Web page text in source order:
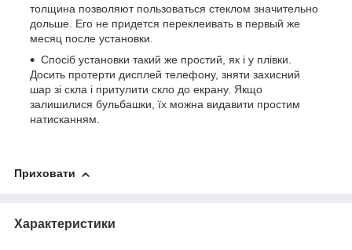
толщина позволяют пользоваться стеклом значительно
дольше. Его не придется переклеивать в первый же
месяц после установки.
Спосіб установки такий же простий, як і у плівки.
Досить протерти дисплей телефону, зняти захисний
шар зі скла і притулити скло до екрану. Якщо
залишилися бульбашки, їх можна видавити простим
натисканням.
Приховати
Характеристики